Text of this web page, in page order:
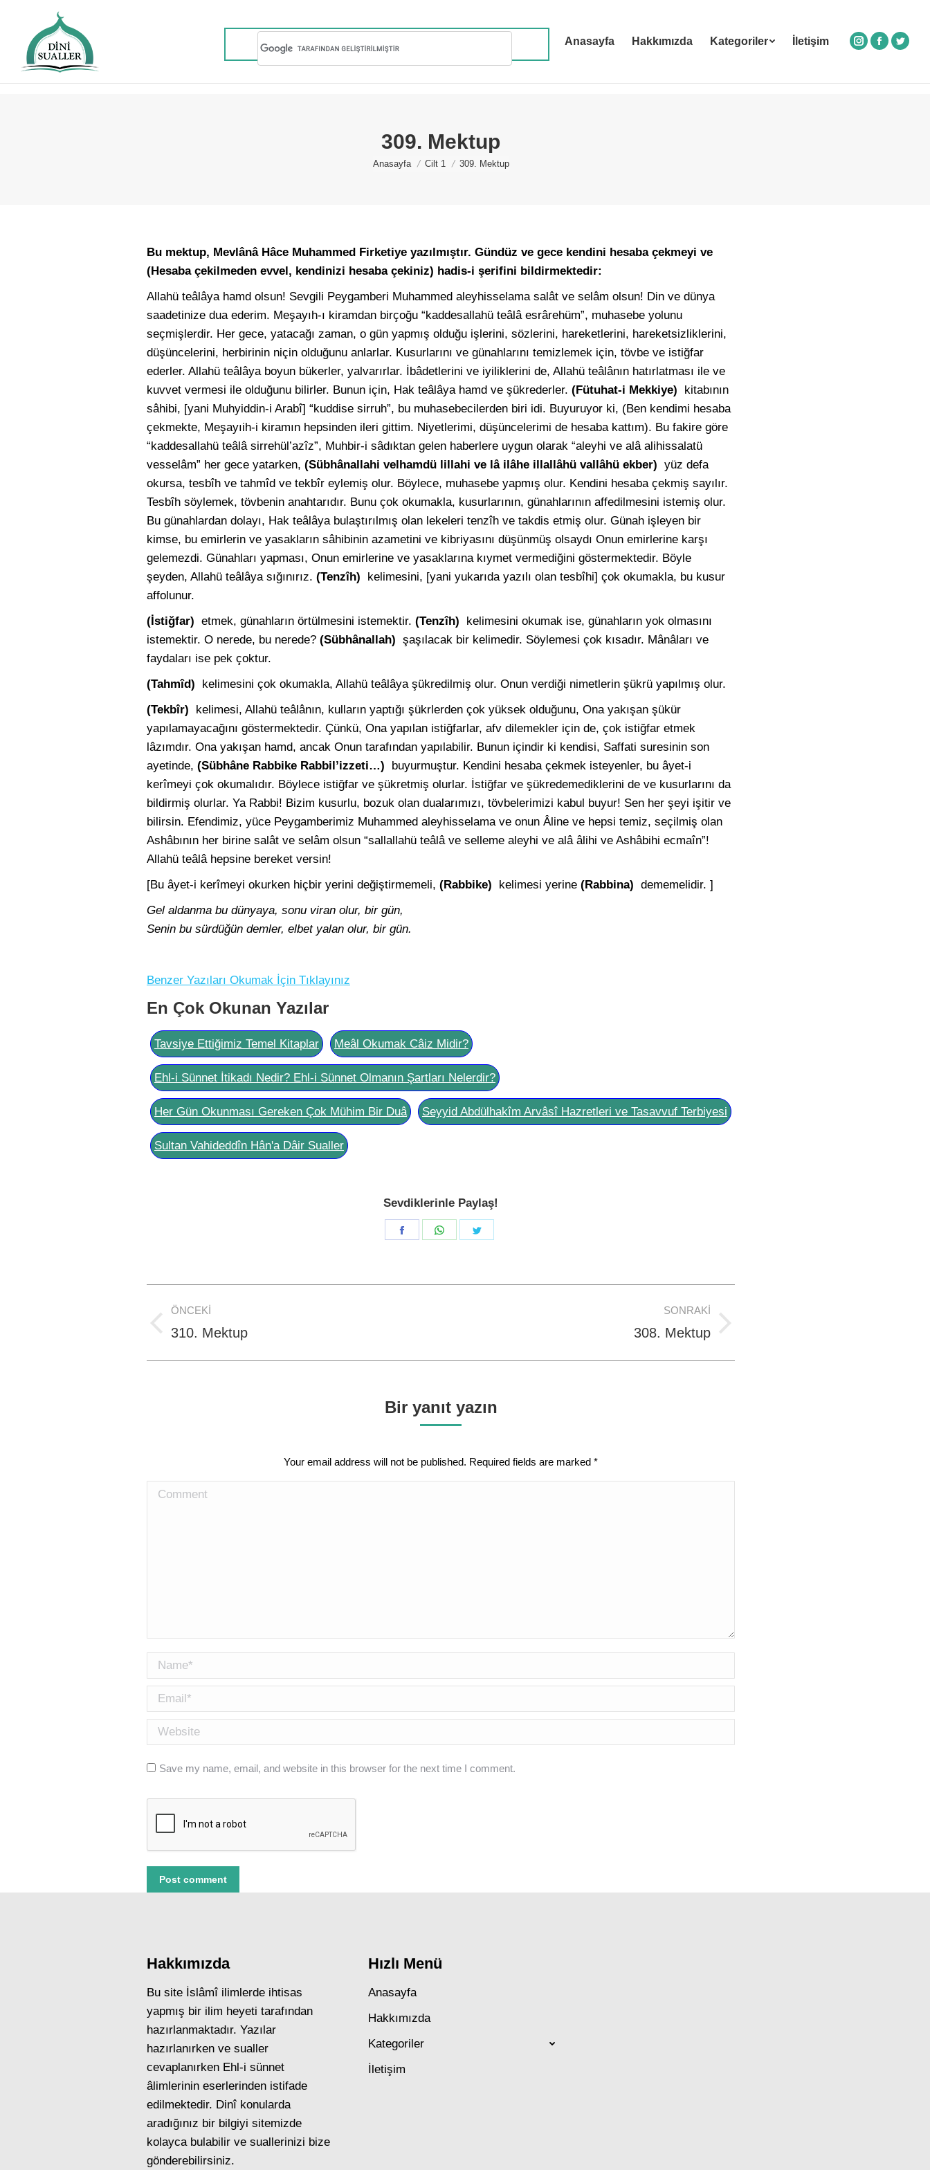
Anasayfa Hakkımızda Kategoriler İletişim
Instagram
Facebook
309. Mektup
You are here:
Anasayfa Cilt 1 309. Mektup
Bu mektup, Mevlânâ Hâce Muhammed Firketiye yazılmıştır. Gündüz ve gece kendini hesaba çekmeyi ve
(Hesaba çekilmeden evvel, kendinizi hesaba çekiniz) hadis-i şerifini bildirmektedir:
Allahü teâlâya hamd olsun! Sevgili Peygamberi Muhammed aleyhisselama salât ve selâm olsun! Din ve dünya
saadetinize dua ederim. Meşayıh-ı kiramdan birçoğu “kaddesallahü teâlâ esrârehüm”, muhasebe yolunu
seçmişlerdir. Her gece, yatacağı zaman, o gün yapmış olduğu işlerini, sözlerini, hareketlerini, hareketsizliklerini,
düşüncelerini, herbirinin niçin olduğunu anlarlar. Kusurlarını ve günahlarını temizlemek için, tövbe ve istiğfar
ederler. Allahü teâlâya boyun bükerler, yalvarırlar. İbâdetlerini ve iyiliklerini de, Allahü teâlânın hatırlatması ile ve
kuvvet vermesi ile olduğunu bilirler. Bunun için, Hak teâlâya hamd ve şükrederler. (Fütuhat-i Mekkiye) kitabının
sâhibi, [yani Muhyiddin-i Arabî] “kuddise sirruh”, bu muhasebecilerden biri idi. Buyuruyor ki, (Ben kendimi hesaba
çekmekte, Meşayıih-i kiramın hepsinden ileri gittim. Niyetlerimi, düşüncelerimi de hesaba kattım). Bu fakire göre
“kaddesallahü teâlâ sirrehül’azîz”, Muhbir-i sâdıktan gelen haberlere uygun olarak “aleyhi ve alâ alihissalatü
vesselâm” her gece yatarken, (Sübhânallahi velhamdü lillahi ve lâ ilâhe illallâhü vallâhü ekber) yüz defa
okursa, tesbîh ve tahmîd ve tekbîr eylemiş olur. Böylece, muhasebe yapmış olur. Kendini hesaba çekmiş sayılır.
Tesbîh söylemek, tövbenin anahtarıdır. Bunu çok okumakla, kusurlarının, günahlarının affedilmesini istemiş olur.
Bu günahlardan dolayı, Hak teâlâya bulaştırılmış olan lekeleri tenzîh ve takdis etmiş olur. Günah işleyen bir
kimse, bu emirlerin ve yasakların sâhibinin azametini ve kibriyasını düşünmüş olsaydı Onun emirlerine karşı
gelemezdi. Günahları yapması, Onun emirlerine ve yasaklarına kıymet vermediğini göstermektedir. Böyle
şeyden, Allahü teâlâya sığınırız. (Tenzîh) kelimesini, [yani yukarıda yazılı olan tesbîhi] çok okumakla, bu kusur
affolunur.
(İstiğfar) etmek, günahların örtülmesini istemektir. (Tenzîh) kelimesini okumak ise, günahların yok olmasını
istemektir. O nerede, bu nerede? (Sübhânallah) şaşılacak bir kelimedir. Söylemesi çok kısadır. Mânâları ve
faydaları ise pek çoktur.
(Tahmîd) kelimesini çok okumakla, Allahü teâlâya şükredilmiş olur. Onun verdiği nimetlerin şükrü yapılmış olur.
(Tekbîr) kelimesi, Allahü teâlânın, kulların yaptığı şükrlerden çok yüksek olduğunu, Ona yakışan şükür
yapılamayacağını göstermektedir. Çünkü, Ona yapılan istiğfarlar, afv dilemekler için de, çok istiğfar etmek
lâzımdır. Ona yakışan hamd, ancak Onun tarafından yapılabilir. Bunun içindir ki kendisi, Saffati suresinin son
ayetinde, (Sübhâne Rabbike Rabbil’izzeti…) buyurmuştur. Kendini hesaba çekmek isteyenler, bu âyet-i
kerîmeyi çok okumalıdır. Böylece istiğfar ve şükretmiş olurlar. İstiğfar ve şükredemediklerini de ve kusurlarını da
bildirmiş olurlar. Ya Rabbi! Bizim kusurlu, bozuk olan dualarımızı, tövbelerimizi kabul buyur! Sen her şeyi işitir ve
bilirsin. Efendimiz, yüce Peygamberimiz Muhammed aleyhisselama ve onun Âline ve hepsi temiz, seçilmiş olan
Ashâbının her birine salât ve selâm olsun “sallallahü teâlâ ve selleme aleyhi ve alâ âlihi ve Ashâbihi ecmaîn”!
Allahü teâlâ hepsine bereket versin!
[Bu âyet-i kerîmeyi okurken hiçbir yerini değiştirmemeli, (Rabbike) kelimesi yerine (Rabbina) dememelidir. ]
Gel aldanma bu dünyaya, sonu viran olur, bir gün,
Senin bu sürdüğün demler, elbet yalan olur, bir gün.
Benzer Yazıları Okumak İçin Tıklayınız
En Çok Okunan Yazılar
Tavsiye Ettiğimiz Temel Kitaplar Meâl Okumak Câiz Midir?
Ehl-i Sünnet İtikadı Nedir? Ehl-i Sünnet Olmanın Şartları Nelerdir?
Her Gün Okunması Gereken Çok Mühim Bir Duâ Seyyid Abdülhakîm Arvâsî Hazretleri ve Tasavvuf Terbiyesi
Sultan Vahideddîn Hân'a Dâir Sualler
Sevdiklerinle Paylaş!
Share
Share
Post
navigation
ÖNCEKI
Previous
310. Mektup
SONRAKI
308. Mektup
Bir yanıt yazın
Your email address will not be published. Required fields are marked *
Comment
Name *
Email *
Website
Save my name, email, and website in this browser for the next time I comment.
Post comment
Hakkımızda
Bu site İslâmî ilimlerde ihtisas
yapmış bir ilim heyeti tarafından
hazırlanmaktadır. Yazılar
hazırlanırken ve sualler
cevaplanırken Ehl-i sünnet
âlimlerinin eserlerinden istifade
edilmektedir. Dinî konularda
aradığınız bir bilgiyi sitemizde
kolayca bulabilir ve suallerinizi bize
gönderebilirsiniz.
Hızlı Menü
Anasayfa
Hakkımızda
Kategoriler
İletişim